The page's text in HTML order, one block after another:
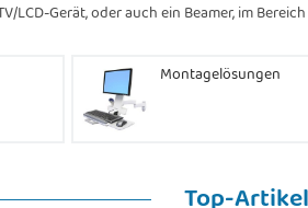
LCD-Gerät, oder auch ein Beamer, im
Montagelösungen
Top-Artikel